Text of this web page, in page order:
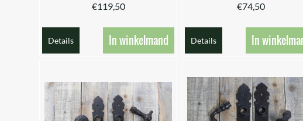
€119,50
Details In winkelmand
€74,50
Details In